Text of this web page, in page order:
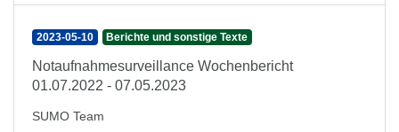
2023-05-10 Berichte und sonstige Texte
Notaufnahmesurveillance Wochenbericht
01.07.2022 - 07.05.2023
SUMO Team